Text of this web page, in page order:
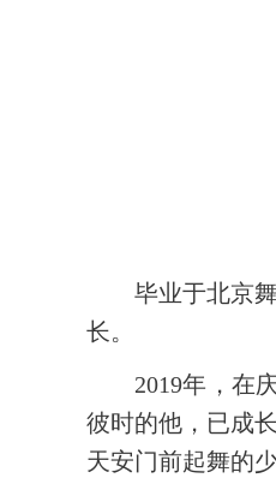
毕业于北京
长。
2019年，在
彼时的他，已成
天安门前起舞的